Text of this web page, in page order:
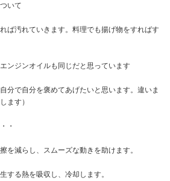
いて
ば汚れていきます。料理でも揚げ物をすればす
ンジンオイルも同じだと思っています
分で自分を褒めてあげたいと思います。違いま
ます）
・
を減らし、スムーズな動きを助けます。
する熱を吸収し、冷却します。